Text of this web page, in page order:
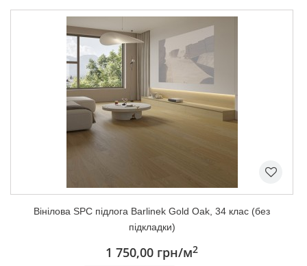
Вінілова SPC підлога Barlinek Gold Oak, 34 клас (без
підкладки)
1 750,00 грн/м2